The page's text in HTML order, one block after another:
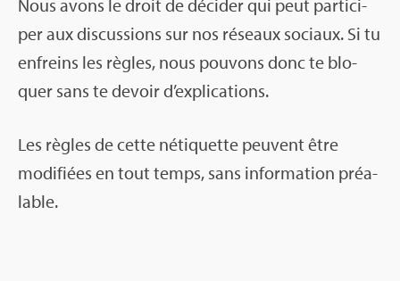
Nous avons le droit de déci­der qui peut par­ti­ci­
per aux dis­cus­sions sur nos réseaux sociaux. Si tu
enfreins les règles, nous pou­vons donc te blo­
quer sans te devoir d’ex­pli­ca­tions.
Les règles de cette néti­quette peuvent être
modi­fiées en tout temps, sans infor­ma­tion préa­
lable.